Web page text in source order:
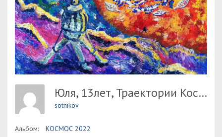
Юля, 13лет, Траектории Космоса, Преп. Шустова Е.А.
sotnikov
Альбом: КОСМОС 2022